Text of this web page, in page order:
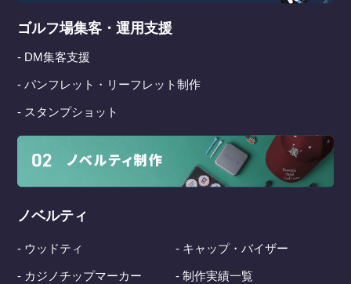
ゴルフ場集客・運用支援
- DM集客支援
- パンフレット・リーフレット制作
- スタンプショット
ノベルティ
- ウッドティ - キャップ・バイザー
- カジノチップマーカー - 制作実績一覧